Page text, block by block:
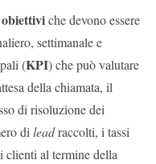
che devono essere
settimanale e
(KPI) che può valutare
della chiamata, il
di risoluzione dei
dileadraccolti, i tassi
clienti al termine della